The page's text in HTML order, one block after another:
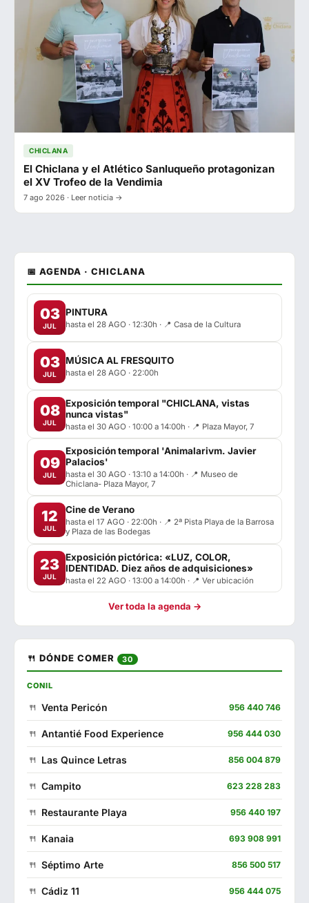
CHICLANA
El Chiclana y el Atlético Sanluqueño protagonizan
el XV Trofeo de la Vendimia
7 ago 2026 · Leer noticia →
📅 AGENDA · CHICLANA
03
JUL
PINTURA
hasta el 28 AGO · 12:30h · 📍 Casa de la Cultura
03
JUL
MÚSICA AL FRESQUITO
hasta el 28 AGO · 22:00h
08
JUL
Exposición temporal "CHICLANA, vistas
nunca vistas"
hasta el 30 AGO · 10:00 a 14:00h · 📍 Plaza Mayor, 7
09
JUL
Exposición temporal 'Animalarivm. Javier
Palacios'
hasta el 30 AGO · 13:10 a 14:00h · 📍 Museo de
Chiclana- Plaza Mayor, 7
12
JUL
Cine de Verano
hasta el 17 AGO · 22:00h · 📍 2ª Pista Playa de la Barrosa
y Plaza de las Bodegas
23
JUL
Exposición pictórica: «LUZ, COLOR,
IDENTIDAD. Diez años de adquisiciones»
hasta el 22 AGO · 13:00 a 14:00h · 📍 Ver ubicación
Ver toda la agenda →
🍴 DÓNDE COMER 30
CONIL
Venta Pericón 956 440 746
Antantié Food Experience 956 444 030
Las Quince Letras 856 004 879
Campito 623 228 283
Restaurante Playa 956 440 197
Kanaia 693 908 991
Séptimo Arte 856 500 517
Cádiz 11 956 444 075